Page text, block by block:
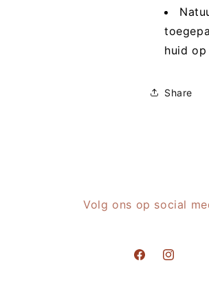
huid
Share
Volg ons op social
FacebookInstagram